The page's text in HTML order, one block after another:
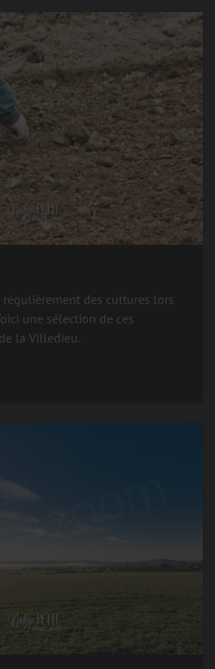
des cultures lors
une sélection de ces
la Villedieu.